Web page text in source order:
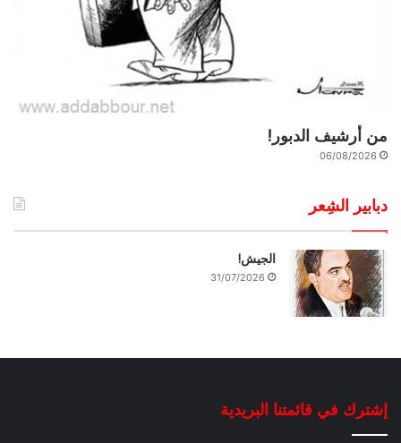
من أرشيف الدبور!
06/08/2026
دبابير الشِعر
الجيش!
31/07/2026
إشترك في قائمتنا البريدية